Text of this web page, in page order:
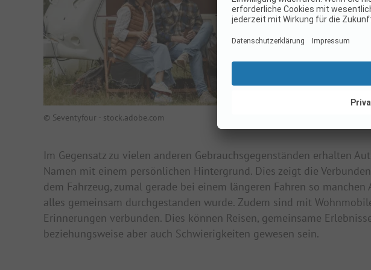
© Seventyfour - stock.adobe.com
Im Gegensatz zu vielen anderen Gebrauchsgegenständen erhalten
Namen mit einem persönlichen Hintergrund. Dies zeigt die
dem Fahrzeug, zumal gerade bei einem längeren Fahren so
alles gemeinsam durchgestanden wurde. Zudem sind mit
Erinnerungen verbunden. Dies können Reisen, gemeinsame
beziehungsweise aber auch Schwierigkeiten gewesen sein.